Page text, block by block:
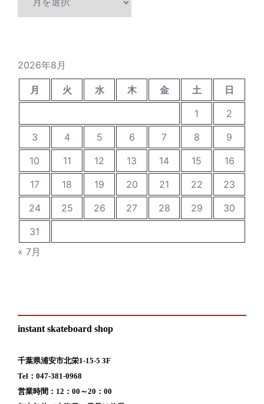
2026年8月
月 火 水 木 金 土
日
1
2
3
4 5 6 7 8
9
10
11 12 13 14 15
16
17
18 19 20 21 22
23
24
25 26 27 28 29
30
31
« 7月
instant skateboard shop
千葉県浦安市北栄1-15-5 3F
Tel：047-381-0968
営業時間：12：00～20：00